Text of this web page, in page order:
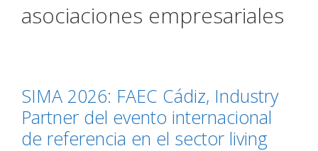
asociaciones empresariales
SIMA 2026: FAEC Cádiz, Industry
Partner del evento internacional
de referencia en el sector living